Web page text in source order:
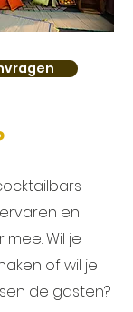
en
Wil je
of wil je
de gasten?